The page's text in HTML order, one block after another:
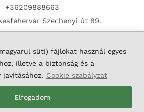
süti) fájlokat használ egyes
illetve a biztonság és a
javításához. Cookie szabályzat
Elfogadom
+36209888663
Széchenyi út 89.